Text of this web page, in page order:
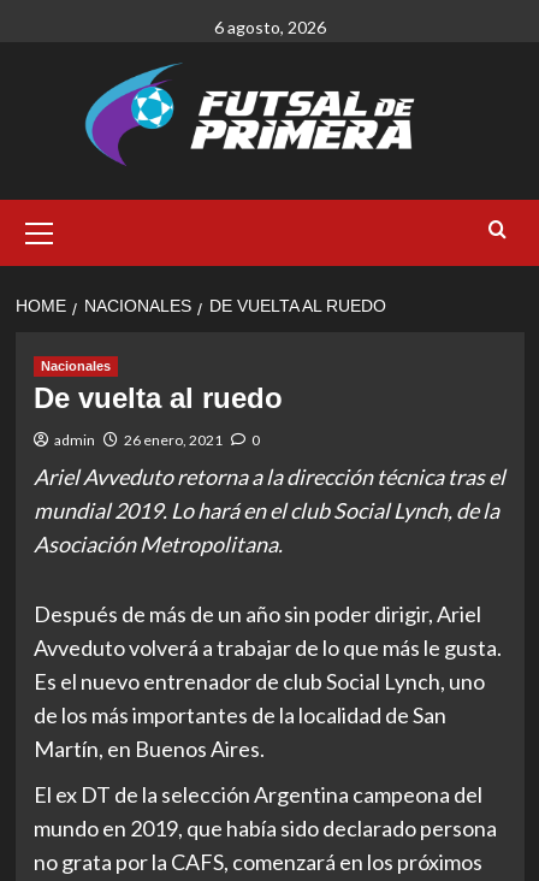
6 agosto, 2026
Menu
HOME NACIONALES DE VUELTA AL RUEDO
Nacionales
De vuelta al ruedo
admin 26 enero, 2021 0
Ariel Avveduto retorna a la dirección técnica tras el
mundial 2019. Lo hará en el club Social Lynch, de la
Asociación Metropolitana.
Después de más de un año sin poder dirigir, Ariel
Avveduto volverá a trabajar de lo que más le gusta.
Es el nuevo entrenador de club Social Lynch, uno
de los más importantes de la localidad de San
Martín, en Buenos Aires.
El ex DT de la selección Argentina campeona del
mundo en 2019, que había sido declarado persona
no grata por la CAFS, comenzará en los próximos